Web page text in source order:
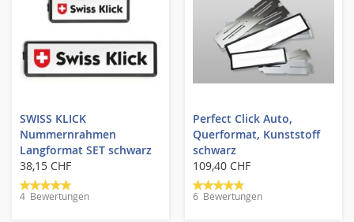
SWISS KLICK
Nummernrahmen
Langformat SET schwarz
38,15 CHF
Bewertung:
100%
4 Bewertungen
Perfect Click Auto,
Querformat, Kunststoff
schwarz
109,40 CHF
Bewertung:
93%
6 Bewertungen